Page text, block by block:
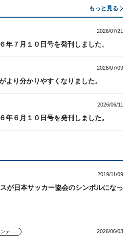
もっと見る
2026/07/21
年７月１０日号を発刊しました。
2026/07/09
より分かりやすくなりました。
2026/06/11
年６月１０日号を発刊しました。
2019/11/09
が日本サッカー協会のシンボルになっ
お役立ちコンテンツ 2026/06/03